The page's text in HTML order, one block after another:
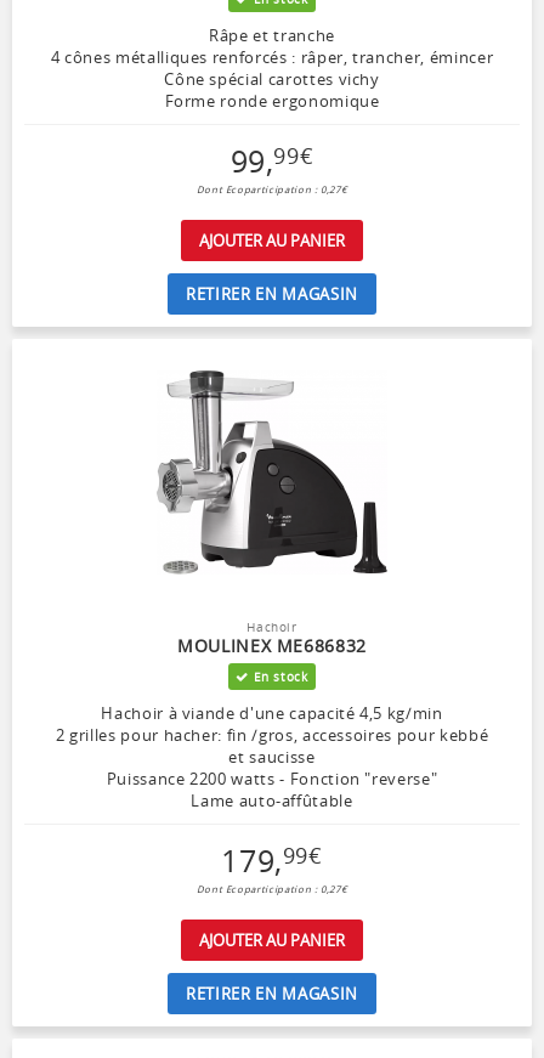
Râpe et tranche
4 cônes métalliques renforcés : râper, trancher, émincer
Cône spécial carottes vichy
Forme ronde ergonomique
99,99€
Dont Ecoparticipation : 0,27€
AJOUTER AU PANIER
RETIRER EN MAGASIN
Hachoir
MOULINEX ME686832
En stock
Hachoir à viande d'une capacité 4,5 kg/min
2 grilles pour hacher: fin /gros, accessoires pour kebbé
et saucisse
Puissance 2200 watts - Fonction "reverse"
Lame auto-affûtable
179,99€
Dont Ecoparticipation : 0,27€
AJOUTER AU PANIER
RETIRER EN MAGASIN